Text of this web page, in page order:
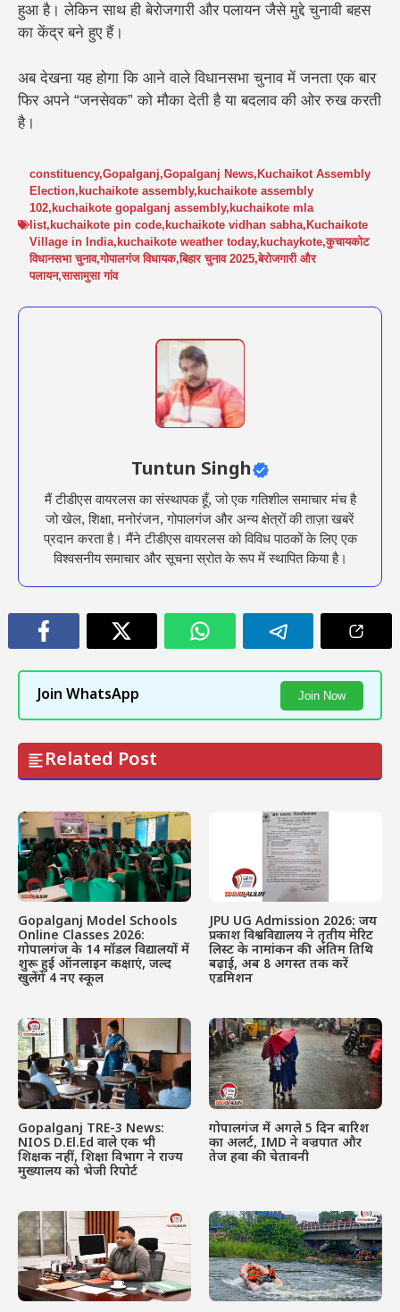
हुआ है। लेकिन साथ ही बेरोजगारी और पलायन जैसे मुद्दे चुनावी बहस
का केंद्र बने हुए हैं।
अब देखना यह होगा कि आने वाले विधानसभा चुनाव में जनता एक बार
फिर अपने “जनसेवक” को मौका देती है या बदलाव की ओर रुख करती
है।
constituency,Gopalganj,Gopalganj News, Kuchaikot Assembly
Election, kuchaikote assembly, kuchaikote assembly
102, kuchaikote gopalganj assembly, kuchaikote mla
list, kuchaikote pin code, kuchaikote vidhan sabha, Kuchaikote
Village in India, kuchaikote weather today, kuchaykote,कुचायकोट
विधानसभा चुनाव,गोपालगंज विधायक,बिहार चुनाव 2025,बेरोजगारी और
पलायन,सासामुसा गांव
Tuntun Singh
मैं टीडीएस वायरलस का संस्थापक हूँ, जो एक गतिशील समाचार मंच है
जो खेल, शिक्षा, मनोरंजन, गोपालगंज और अन्य क्षेत्रों की ताज़ा खबरें
प्रदान करता है। मैंने टीडीएस वायरलस को विविध पाठकों के लिए एक
विश्वसनीय समाचार और सूचना स्रोत के रूप में स्थापित किया है।
Join WhatsApp Join Now
Related Post
Gopalganj Model Schools
Online Classes 2026:
गोपालगंज के 14 मॉडल विद्यालयों में
शुरू हुई ऑनलाइन कक्षाएं, जल्द
खुलेंगे 4 नए स्कूल
JPU UG Admission 2026: जय
प्रकाश विश्वविद्यालय ने तृतीय मेरिट
लिस्ट के नामांकन की अंतिम तिथि
बढ़ाई, अब 8 अगस्त तक करें
एडमिशन
Gopalganj TRE-3 News:
NIOS D.El.Ed वाले एक भी
शिक्षक नहीं, शिक्षा विभाग ने राज्य
मुख्यालय को भेजी रिपोर्ट
गोपालगंज में अगले 5 दिन बारिश
का अलर्ट, IMD ने वज्रपात और
तेज हवा की चेतावनी